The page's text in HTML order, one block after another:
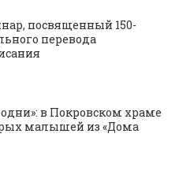
посвященный 150-
перевода
в Покровском храме
малышей из «Дома